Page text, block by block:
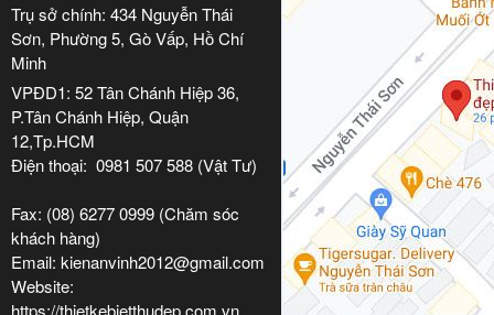
Trụ sở chính: 434 Nguyễn Thái
Sơn, Phường 5, Gò Vấp, Hồ Chí
Minh
VPĐD1: 52 Tân Chánh Hiệp 36,
P.Tân Chánh Hiệp, Quận
12,Tp.HCM
Điện thoại: 0981 507 588 (Vật Tư)
Fax: (08) 6277 0999 (Chăm sóc
khách hàng)
Email: kienanvinh2012@gmail.com
Website: